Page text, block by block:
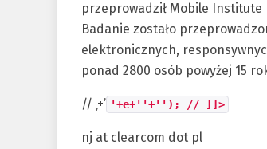
przeprowadził Mobile Institute
Badanie zostało
elektronicznych,
ponad 2800 osób powyżej 15
// ‚+’ '+e+''+''); // ]]>
nj at clearcom dot pl